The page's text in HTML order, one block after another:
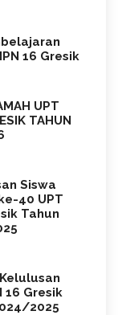
16 Gresik
UPT
TAHUN
Siswa
40 UPT
Tahun
16 Gresik
2025